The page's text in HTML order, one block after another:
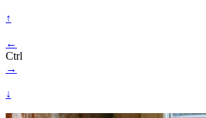
↑
←
Ctrl
→
↓